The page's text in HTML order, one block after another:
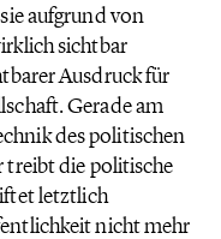
aufgrund von
sichtbar
Ausdruck für
Gerade am
des politischen
treibt die politische
letztlich
nicht mehr